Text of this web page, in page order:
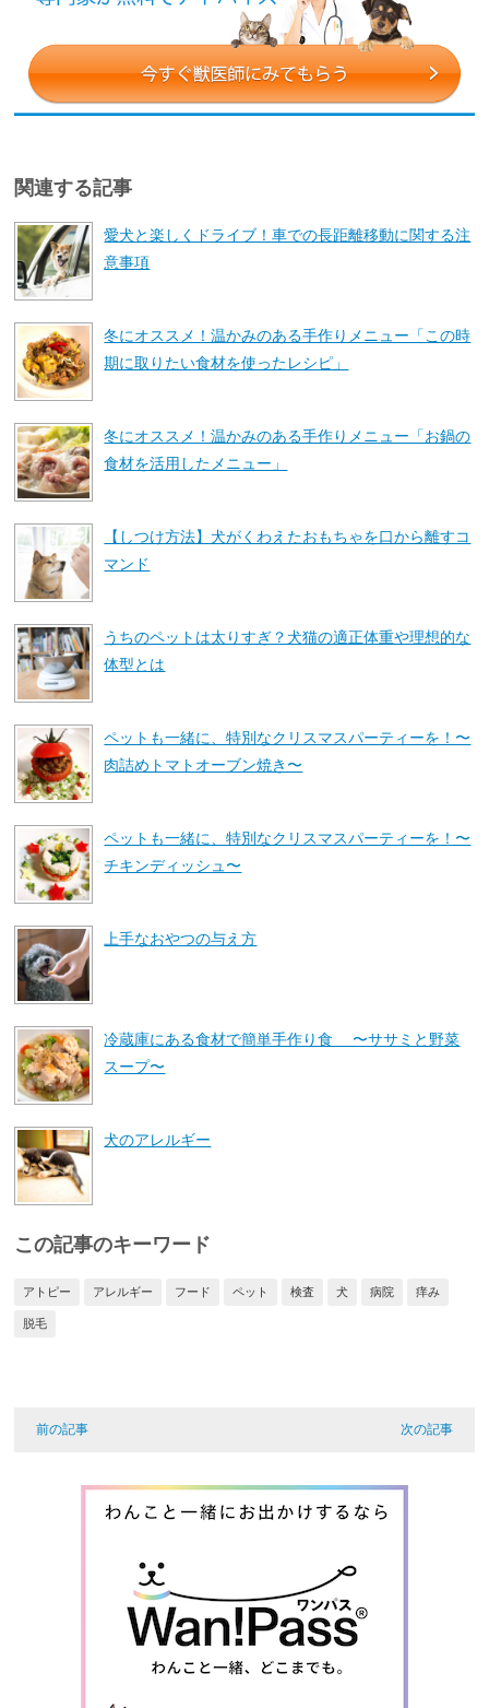
関連する記事
愛犬と楽しくドライブ！車での長距離移動に関する注
意事項
冬にオススメ！温かみのある手作りメニュー「この時
期に取りたい食材を使ったレシピ」
冬にオススメ！温かみのある手作りメニュー「お鍋の
食材を活用したメニュー」
【しつけ方法】犬がくわえたおもちゃを口から離すコ
マンド
うちのペットは太りすぎ？犬猫の適正体重や理想的な
体型とは
ペットも一緒に、特別なクリスマスパーティーを！〜
肉詰めトマトオーブン焼き〜
ペットも一緒に、特別なクリスマスパーティーを！〜
チキンディッシュ〜
上手なおやつの与え方
冷蔵庫にある食材で簡単手作り食 〜ササミと野菜
スープ〜
犬のアレルギー
この記事のキーワード
アトピー アレルギー フード ペット 検査 犬 病院 痒み
脱毛
前の記事 次の記事